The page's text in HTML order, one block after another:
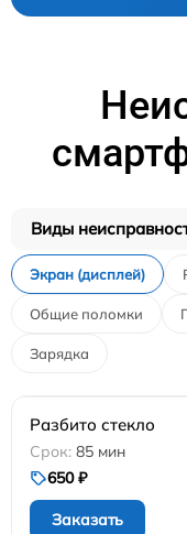
Виды
Экран (дисплей)
Общие поломки
Зарядка
Разбито стекло
85 мин
650 ₽
Заказать